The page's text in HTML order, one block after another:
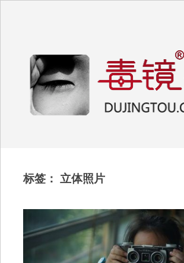
标签： 立体照片